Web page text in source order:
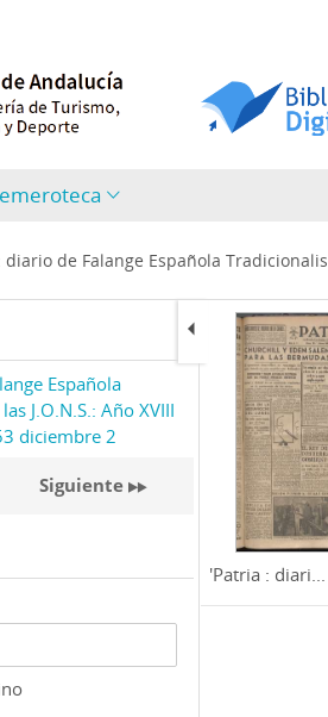
diario de Falange Española
Española
J.O.N.S.: Año XVIII
diciembre 2
Siguiente
'Patria : diari...